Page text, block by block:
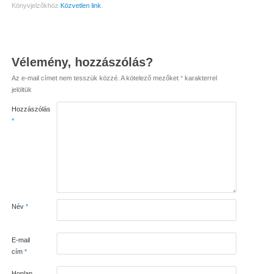
Könyvjelzőkhöz Közvetlen link
Vélemény, hozzászólás?
Az e-mail címet nem tesszük közzé. A kötelező mezőket *karakterrel
jelöltük
Hozzászólás
*
Név *
E-mail
cím *